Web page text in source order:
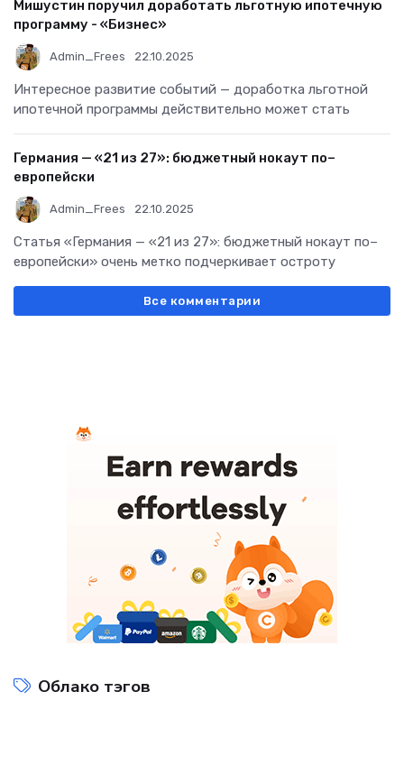
Мишустин поручил доработать льготную ипотечную
программу - «Бизнес»
Admin_Frees 22.10.2025
Интересное развитие событий — доработка льготной
ипотечной программы действительно может стать
Германия — «21 из 27»: бюджетный нокаут по–
европейски
Admin_Frees 22.10.2025
Статья «Германия — «21 из 27»: бюджетный нокаут по–
европейски» очень метко подчеркивает остроту
Все комментарии
Облако тэгов